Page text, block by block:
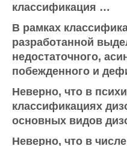
классификация …
В рамках
разработанной
недостаточного,
побежденного и
Неверно, что в
классификациях
основных видов
Неверно, что в